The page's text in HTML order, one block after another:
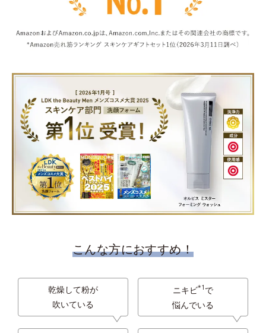
こんな方におすすめ！
乾燥して粉が
吹いている
ニキビ*1 で
悩んでいる